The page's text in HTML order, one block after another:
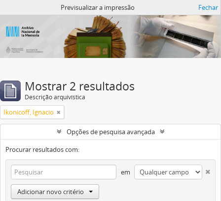
Previsualizar a impressão Fechar
Mostrar 2 resultados
Descrição arquivística
Ikonicoff, Ignacio
Opções de pesquisa avançada
Procurar resultados com:
em
Adicionar novo critério